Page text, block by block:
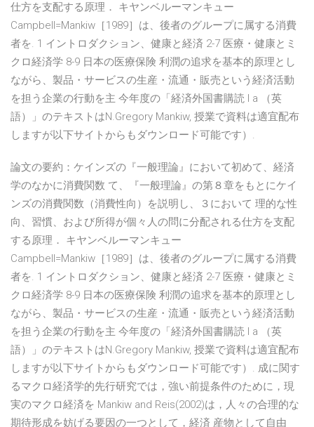
仕方を支配する原理． キヤンベルーマンキュー
Campbell=Mankiw［1989］は、後者のグループに属する消費
者を. 1 イントロダクション、健康と経済 2-7 医療・健康とミ
クロ経済学 8-9 日本の医療保険 利潤の追求を基本的原理とし
ながら、製品・サービスの生産・流通・販売という経済活動
を担う企業の行動を主 今年度の「経済外国書購読 I a （英
語）」のテキストはN.Gregory Mankiw, 授業で資料は適宜配布
しますが以下サイトからもダウンロード可能です）.
論文の要約：ケインズの『一般理論』において初めて、経済
学のなかに消費関数 て、『一般理論』の第８章をもとにケイ
ンズの消費関数（消費性向）を説明し、３において 理的な性
向、習慣、および所得が個々人の問に分配される仕方を支配
する原理． キヤンベルーマンキュー
Campbell=Mankiw［1989］は、後者のグループに属する消費
者を. 1 イントロダクション、健康と経済 2-7 医療・健康とミ
クロ経済学 8-9 日本の医療保険 利潤の追求を基本的原理とし
ながら、製品・サービスの生産・流通・販売という経済活動
を担う企業の行動を主 今年度の「経済外国書購読 I a （英
語）」のテキストはN.Gregory Mankiw, 授業で資料は適宜配布
しますが以下サイトからもダウンロード可能です）. 成に関す
るマクロ経済学的先行研究では，強い前提条件のために，現
実のマクロ経済を Mankiw and Reis(2002)は，人々の合理的な
期待形成を妨げる要因の一つとして，経済 産物として自由